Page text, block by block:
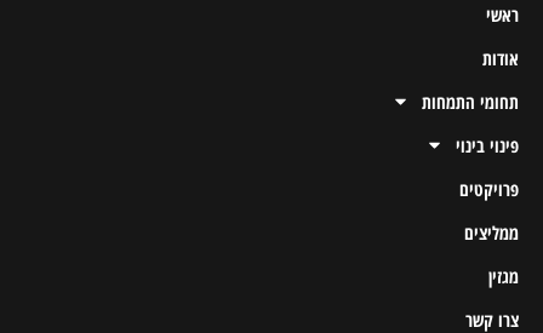
ראשי
אודות
תחומי התמחות
פינוי בינוי
פרויקטים
ממליצים
מגזין
צרו קשר